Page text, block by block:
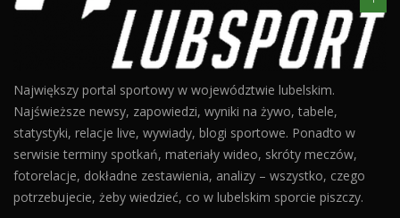
Największy portal sportowy w województwie lubelskim.
Najświeższe newsy, zapowiedzi, wyniki na żywo, tabele,
statystyki, relacje live, wywiady, blogi sportowe. Ponadto w
serwisie terminy spotkań, materiały wideo, skróty meczów,
fotorelacje, dokładne zestawienia, analizy – wszystko, czego
potrzebujecie, żeby wiedzieć, co w lubelskim sporcie piszczy.